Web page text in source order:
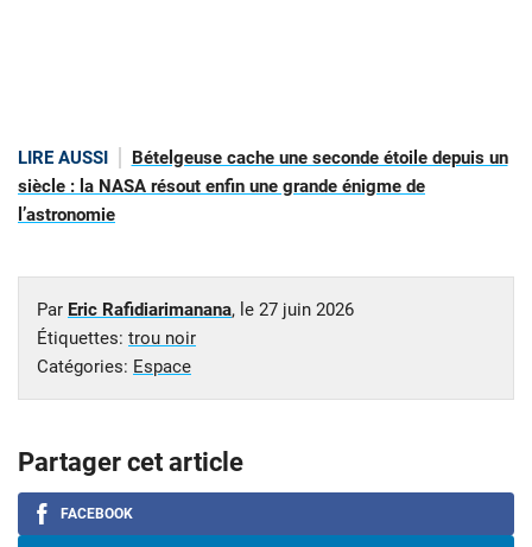
LIRE AUSSI
Bételgeuse cache une seconde étoile depuis un
siècle : la NASA résout enfin une grande énigme de
l’astronomie
Par Eric Rafidiarimanana, le 27 juin 2026
Étiquettes: trou noir
Catégories: Espace
Partager cet article
FACEBOOK